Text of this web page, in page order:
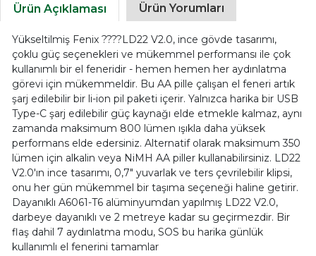
Ürün Açıklaması Ürün Yorumları
Yükseltilmiş Fenix ????LD22 V2.0, ince gövde tasarımı,
çoklu güç seçenekleri ve mükemmel performansı ile çok
kullanımlı bir el feneridir - hemen hemen her aydınlatma
görevi için mükemmeldir. Bu AA pille çalışan el feneri artık
şarj edilebilir bir li-ion pil paketi içerir. Yalnızca harika bir USB
Type-C şarj edilebilir güç kaynağı elde etmekle kalmaz, aynı
zamanda maksimum 800 lümen ışıkla daha yüksek
performans elde edersiniz. Alternatif olarak maksimum 350
lümen için alkalin veya NiMH AA piller kullanabilirsiniz. LD22
V2.0'ın ince tasarımı, 0,7" yuvarlak ve ters çevrilebilir klipsi,
onu her gün mükemmel bir taşıma seçeneği haline getirir.
Dayanıklı A6061-T6 alüminyumdan yapılmış LD22 V2.0,
darbeye dayanıklı ve 2 metreye kadar su geçirmezdir. Bir
flaş dahil 7 aydınlatma modu, SOS bu harika günlük
kullanımlı el fenerini tamamlar